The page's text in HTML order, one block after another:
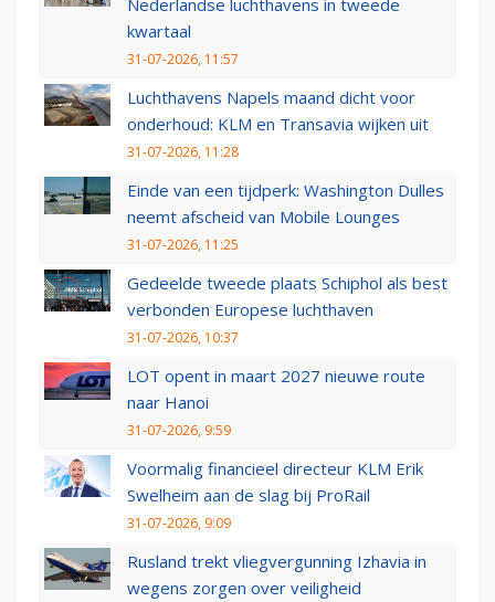
Nederlandse luchthavens in tweede
kwartaal
31-07-2026, 11:57
Luchthavens Napels maand dicht voor
onderhoud: KLM en Transavia wijken uit
31-07-2026, 11:28
Einde van een tijdperk: Washington Dulles
neemt afscheid van Mobile Lounges
31-07-2026, 11:25
Gedeelde tweede plaats Schiphol als best
verbonden Europese luchthaven
31-07-2026, 10:37
LOT opent in maart 2027 nieuwe route
naar Hanoi
31-07-2026, 9:59
Voormalig financieel directeur KLM Erik
Swelheim aan de slag bij ProRail
31-07-2026, 9:09
Rusland trekt vliegvergunning Izhavia in
wegens zorgen over veiligheid